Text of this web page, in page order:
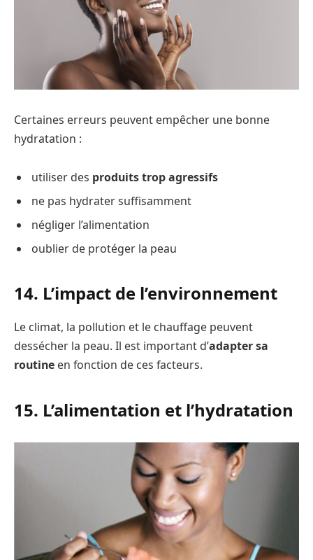
Certaines erreurs peuvent empêcher une bonne
hydratation :
utiliser des produits trop agressifs
ne pas hydrater suffisamment
négliger l’alimentation
oublier de protéger la peau
14. L’impact de l’environnement
Le climat, la pollution et le chauffage peuvent
dessécher la peau. Il est important d’adapter sa
routine en fonction de ces facteurs.
15. L’alimentation et l’hydratation